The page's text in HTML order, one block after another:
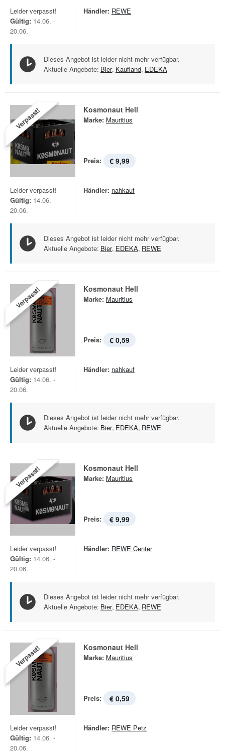
Leider verpasst!
Gültig: 14.06. -
20.06.
Händler: REWE
Dieses Angebot ist leider nicht mehr verfügbar.
Aktuelle Angebote: Bier, Kaufland, EDEKA
Verpasst! Kosmonaut Hell
Marke: Mauritius
Preis: € 9,99
Leider verpasst!
Gültig: 14.06. -
20.06.
Händler: nahkauf
Dieses Angebot ist leider nicht mehr verfügbar.
Aktuelle Angebote: Bier, EDEKA, REWE
Verpasst! Kosmonaut Hell
Marke: Mauritius
Preis: € 0,59
Leider verpasst!
Gültig: 14.06. -
20.06.
Händler: nahkauf
Dieses Angebot ist leider nicht mehr verfügbar.
Aktuelle Angebote: Bier, EDEKA, REWE
Verpasst! Kosmonaut Hell
Marke: Mauritius
Preis: € 9,99
Leider verpasst!
Gültig: 14.06. -
20.06.
Händler: REWE Center
Dieses Angebot ist leider nicht mehr verfügbar.
Aktuelle Angebote: Bier, EDEKA, REWE
Verpasst! Kosmonaut Hell
Marke: Mauritius
Preis: € 0,59
Leider verpasst!
Gültig: 14.06. -
20.06.
Händler: REWE Petz